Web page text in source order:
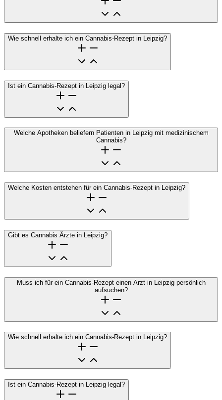
Wie schnell erhalte ich ein Cannabis-Rezept in Leipzig?
Ist ein Cannabis-Rezept in Leipzig legal?
Welche Apotheken beliefern Patienten in Leipzig mit medizinischem
Cannabis?
Welche Kosten entstehen für ein Cannabis-Rezept in Leipzig?
Gibt es Cannabis Ärzte in Leipzig?
Muss ich für ein Cannabis-Rezept einen Arzt in Leipzig persönlich
aufsuchen?
Wie schnell erhalte ich ein Cannabis-Rezept in Leipzig?
Ist ein Cannabis-Rezept in Leipzig legal?